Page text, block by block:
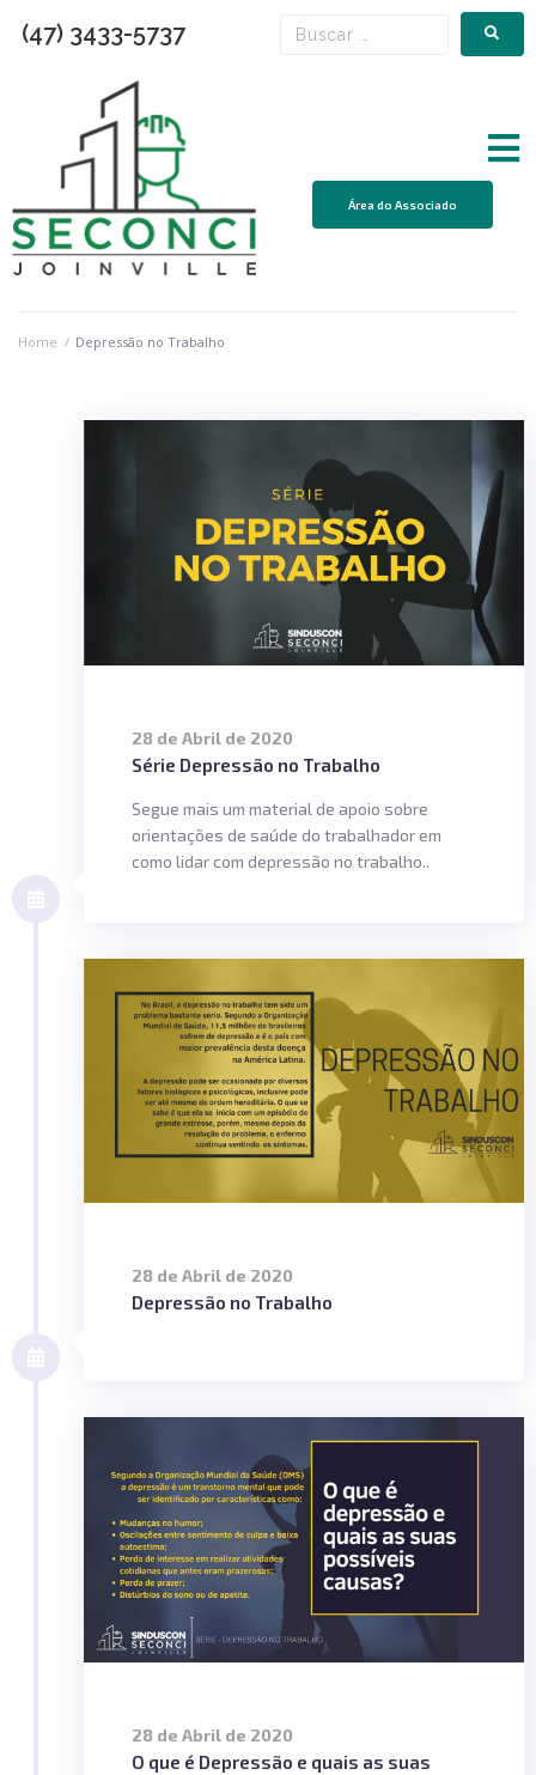
(47) 3433-5737
Área do Associado
Home / Depressão no Trabalho
28 de Abril de 2020
Série Depressão no Trabalho
Segue mais um material de apoio sobre
orientações de saúde do trabalhador em
como lidar com depressão no trabalho..
28 de Abril de 2020
Depressão no Trabalho
28 de Abril de 2020
O que é Depressão e quais as suas